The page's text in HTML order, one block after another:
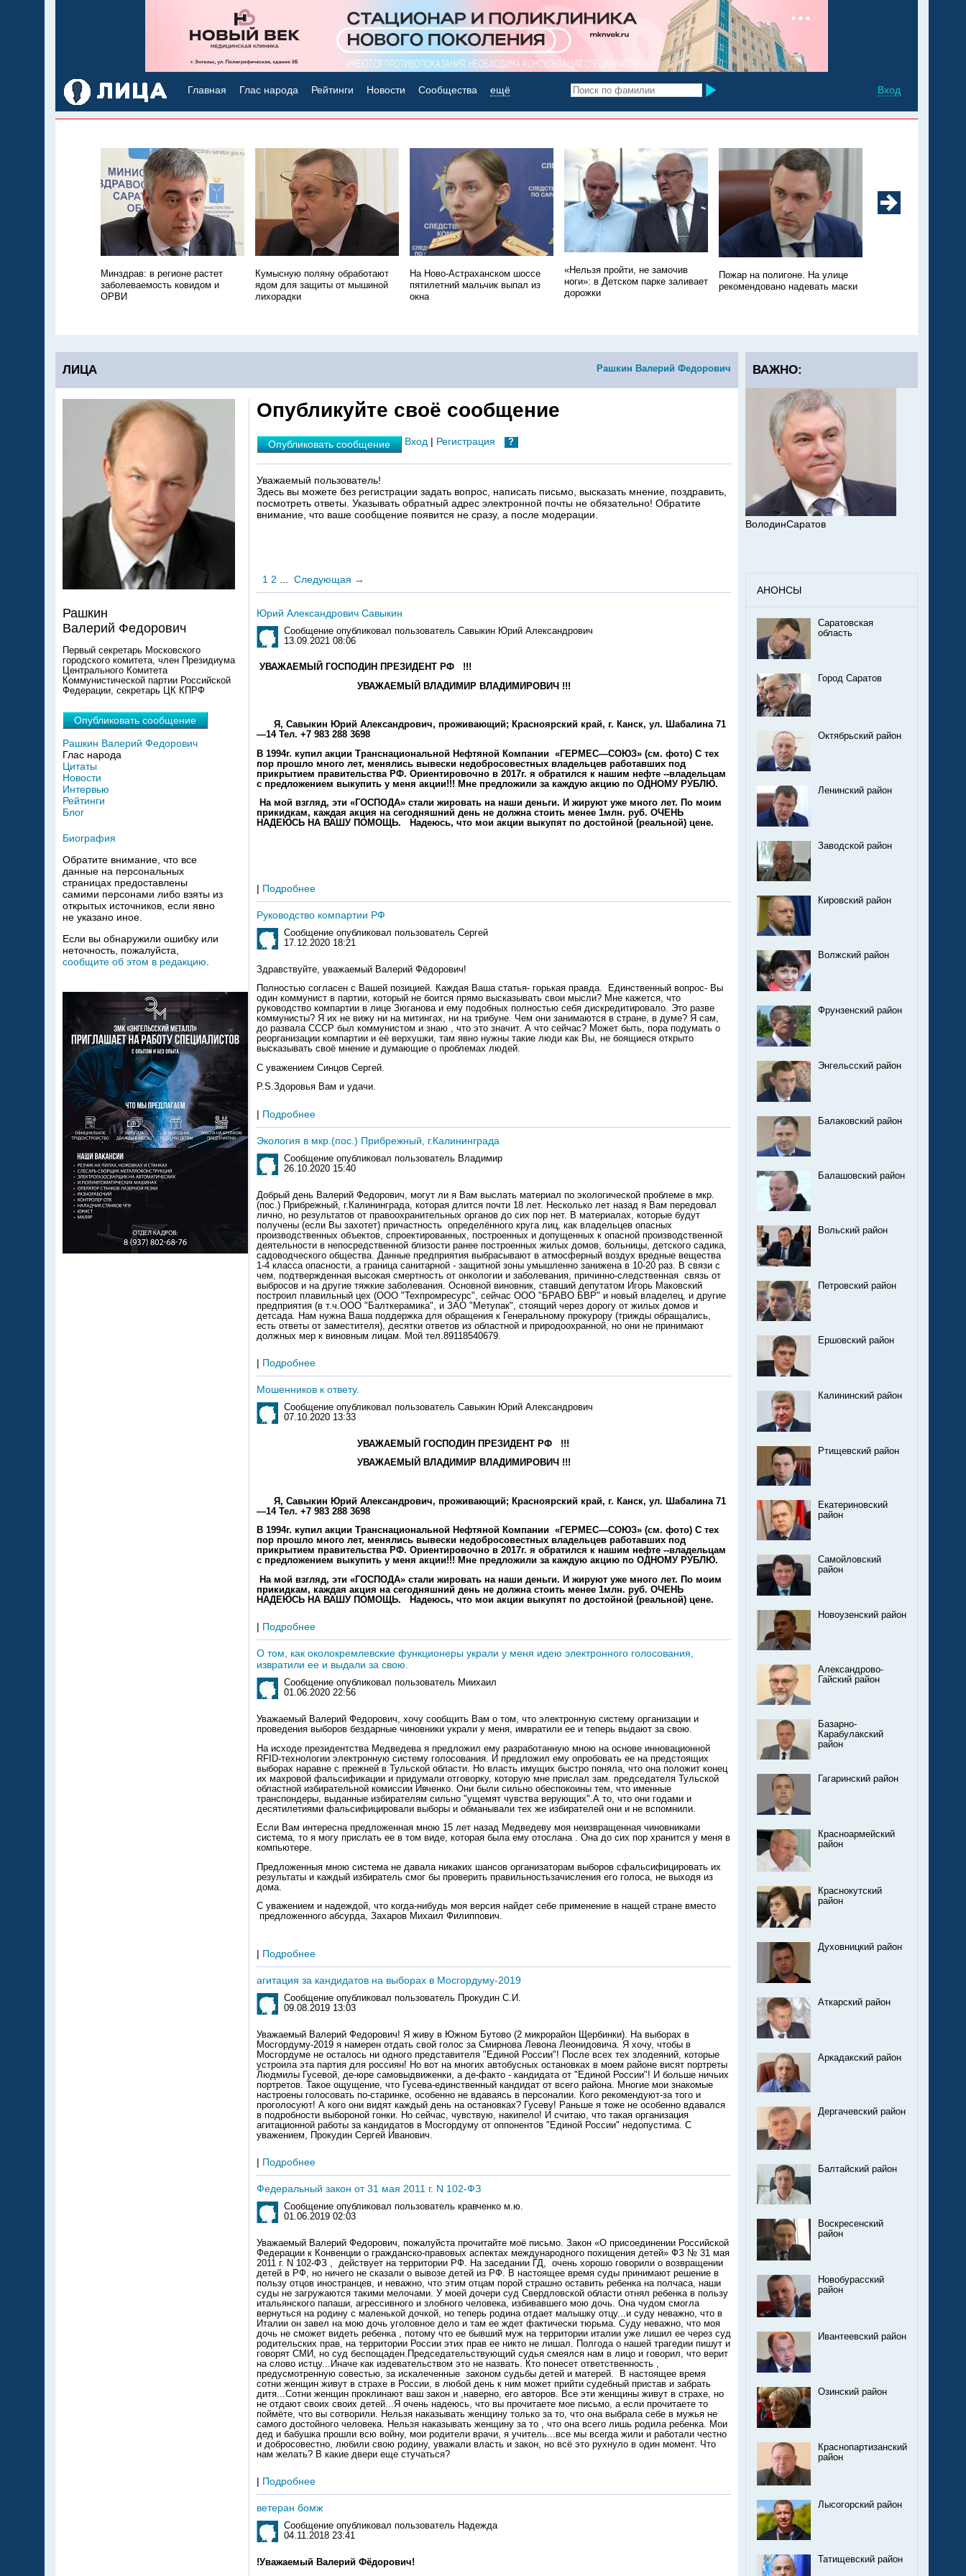
Вход
Главная Глас народа Рейтинги Новости Сообщества ещё
Минздрав: в регионе растет
заболеваемость ковидом и
ОРВИ
Кумысную поляну обработают
ядом для защиты от мышиной
лихорадки
На Ново-Астраханском шоссе
пятилетний мальчик выпал из
окна
«Нельзя пройти, не замочив
ноги»: в Детском парке заливает
дорожки
Пожар на полигоне. На улице
рекомендовано надевать маски
Рашкин Валерий Федорович
ЛИЦА
Опубликуйте своё сообщение
Опубликовать сообщение Вход | Регистрация ?
Уважаемый пользователь!
Здесь вы можете без регистрации задать вопрос, написать письмо, высказать мнение, поздравить,
посмотреть ответы. Указывать обратный адрес электронной почты не обязательно! Обратите
внимание, что ваше сообщение появится не сразу, а после модерации.
1 2 Следующая →
Юрий Александрович Савыкин
Сообщение опубликовал пользователь Савыкин Юрий Александрович
13.09.2021 08:06
УВАЖАЕМЫЙ ГОСПОДИН ПРЕЗИДЕНТ РФ !!!
УВАЖАЕМЫЙ ВЛАДИМИР ВЛАДИМИРОВИЧ !!!
Я, Савыкин Юрий Александрович, проживающий; Красноярский край, г. Канск, ул. Шабалина 71
—14 Тел. +7 983 288 3698
В 1994г. купил акции Транснациональной Нефтяной Компании «ГЕРМЕС—СОЮЗ» (см. фото) С тех
пор прошло много лет, менялись вывески недобросовестных владельцев работавших под
прикрытием правительства РФ. Ориентировочно в 2017г. я обратился к нашим нефте --владельцам
с предложением выкупить у меня акции!!! Мне предложили за каждую акцию по ОДНОМУ РУБЛЮ.
На мой взгляд, эти «ГОСПОДА» стали жировать на наши деньги. И жируют уже много лет. По моим
прикидкам, каждая акция на сегодняшний день не должна стоить менее 1млн. руб. ОЧЕНЬ
НАДЕЮСЬ НА ВАШУ ПОМОЩЬ. Надеюсь, что мои акции выкупят по достойной (реальной) цене.
| Подробнее
Руководство компартии РФ
Сообщение опубликовал пользователь Сергей
17.12.2020 18:21
Здравствуйте, уважаемый Валерий Фёдорович!
Полностью согласен с Вашей позицией. Каждая Ваша статья- горькая правда. Единственный вопрос- Вы
один коммунист в партии, который не боится прямо высказывать свои мысли? Мне кажется, что
руководство компартии в лице Зюганова и ему подобных полностью себя дискредитировало. Это разве
коммунисты? Я их не вижу ни на митингах, ни на трибуне. Чем они занимаются в стране, в думе? Я сам,
до развала СССР был коммунистом и знаю , что это значит. А что сейчас? Может быть, пора подумать о
реорганизации компартии и её верхушки, там явно нужны такие люди как Вы, не боящиеся открыто
высказывать своё мнение и думающие о проблемах людей.
С уважением Синцов Сергей.
P.S.Здоровья Вам и удачи.
| Подробнее
Экология в мкр.(пос.) Прибрежный, г.Калининграда
Сообщение опубликовал пользователь Владимир
26.10.2020 15:40
Добрый день Валерий Федорович, могут ли я Вам выслать материал по экологической проблеме в мкр.
(пос.) Прибрежный, г.Калининграда, которая длится почти 18 лет. Несколько лет назад я Вам передовал
лично, но результатов от правоохранительных органов до сих пор нет. В материалах, которые будут
получены (если Вы захотет) причастность определённого круга лиц, как владельцев опасных
производственных объектов, спроектированных, построенных и допущенных к опасной производственной
деятельности в непосредственной близости ранее построенных жилых домов, больницы, детского садика,
садоводческого общества. Данные предприятия выбрасывают в атмосферный воздух вредные вещества
1-4 класса опасности, а граница санитарной - защитной зоны умышленно занижена в 10-20 раз. В связи с
чем, подтвержденная высокая смертность от онкологии и заболевания, причинно-следственная связь от
выбросов и на другие тяжкие заболевания. Основной виновник, ставший депутатом Игорь Маковский
построил плавильный цех (ООО "Техпромресурс", сейчас ООО "БРАВО БВР" и новый владелец, и другие
предприятия (в т.ч.ООО "Балткерамика", и ЗАО "Метупак", стоящий через дорогу от жилых домов и
детсада. Нам нужна Ваша поддержка для обращения к Генеральному прокурору (трижды обращались,
есть ответы от заместителя), десятки ответов из областной и природоохранной, но они не принимают
должных мер к виновным лицам. Мой тел.89118540679.
| Подробнее
Мошенников к ответу.
Сообщение опубликовал пользователь Савыкин Юрий Александрович
07.10.2020 13:33
УВАЖАЕМЫЙ ГОСПОДИН ПРЕЗИДЕНТ РФ !!!
УВАЖАЕМЫЙ ВЛАДИМИР ВЛАДИМИРОВИЧ !!!
Я, Савыкин Юрий Александрович, проживающий; Красноярский край, г. Канск, ул. Шабалина 71
—14 Тел. +7 983 288 3698
В 1994г. купил акции Транснациональной Нефтяной Компании «ГЕРМЕС—СОЮЗ» (см. фото) С тех
пор прошло много лет, менялись вывески недобросовестных владельцев работавших под
прикрытием правительства РФ. Ориентировочно в 2017г. я обратился к нашим нефте --владельцам
с предложением выкупить у меня акции!!! Мне предложили за каждую акцию по ОДНОМУ РУБЛЮ.
На мой взгляд, эти «ГОСПОДА» стали жировать на наши деньги. И жируют уже много лет. По моим
прикидкам, каждая акция на сегодняшний день не должна стоить менее 1млн. руб. ОЧЕНЬ
НАДЕЮСЬ НА ВАШУ ПОМОЩЬ. Надеюсь, что мои акции выкупят по достойной (реальной) цене.
| Подробнее
О том, как околокремлевские функционеры украли у меня идею электронного голосования,
извратили ее и выдали за свою.
Сообщение опубликовал пользователь Миихаил
01.06.2020 22:56
Уважаемый Валерий Федорович, хочу сообщить Вам о том, что электронную систему организации и
проведения выборов бездарные чиновники украли у меня, имвратили ее и теперь выдают за свою.
На исходе президентства Медведева я предложил ему разработанную мною на основе инновационной
RFID-технологии электронную систему голосования. И предложил ему опробовать ее на предстоящих
выборах наравне с прежней в Тульской области. Но власть имущих быстро поняла, что она положит конец
их махровой фальсификации и придумали отговорку, которую мне прислал зам. председателя Тульской
областной избирательной комиссии Ивченко. Они были сильно обеспокоины тем, что именные
транспондеры, выданные избирателям сильно "ущемят чувства верующих".А то, что они годами и
десятилетиями фальсифицировали выборы и обманывали тех же избирателей они и не вспомнили.
Если Вам интересна предложенная мною 15 лет назад Медведеву моя неизвращенная чиновниками
система, то я могу прислать ее в том виде, которая была ему отослана . Она до сих пор хранится у меня в
компьютере.
Предложенныя мною система не давала никаких шансов организаторам выборов сфальсифицировать их
результаты и каждый избиратель смог бы проверить правильностьзачисления его голоса, не выходя из
дома.
С уважением и надеждой, что когда-нибудь моя версия найдет себе применение в нащей стране вместо
предложенного абсурда, Захаров Михаил Филиппович.
| Подробнее
агитация за кандидатов на выборах в Мосгордуму-2019
Сообщение опубликовал пользователь
Прокудин С.И.
09.08.2019 13:03
Уважаемый Валерий Федорович! Я живу в Южном Бутово (2 микрорайон Щербинки). На выборах в
Мосгордуму-2019 я намерен отдать свой голос за Смирнова Левона Леонидовича. Я хочу, чтобы в
Мосгордуме не осталось ни одного представителя "Единой России"! После всех тех злодеяний, которые
устроила эта партия для россиян! Но вот на многих автобусных остановках в моем районе висят портреты
Людмилы Гусевой, де-юре самовыдвиженки, а де-факто - кандидата от "Единой России"! И больше ничьих
портретов. Такое ощущение, что Гусева-единственный кандидат от всего района. Многие мои знакомые
настроены голосовать по-старинке, особенно не вдаваясь в персоналии. Кого рекомендуют-за того и
проголосуют! А кого они видят каждый день на остановках? Гусеву! Раньше я тоже не особенно вдавался
в подробности выбороной гонки. Но сейчас, чувствую, накипело! И считаю, что такая организация
агитационной работы за кандидатов в Мосгордуму от оппонентов "Единой России" недопустима. С
уважением, Прокудин Сергей Иванович.
| Подробнее
Федеральный закон от 31 мая 2011 г. N 102-ФЗ
Сообщение опубликовал пользователь кравченко м.ю.
01.06.2019 02:03
Уважаемый Валерий Федорович, пожалуйста прочитайте моё письмо. Закон «О присоединении Российской
Федерации к Конвенции о гражданско-правовых аспектах международного похищения детей» ФЗ № 31 мая
2011 г. N 102-ФЗ , действует на территории РФ. На заседании ГД, очень хорошо говорили о возвращении
детей в РФ, но ничего не сказали о вывозе детей из РФ. В настоящее время суды принимают решение в
пользу отцов иностранцев, и неважно, что этим отцам порой страшно оставить ребенка на полчаса, наши
суды не загружаются такими мелочами. У моей дочери суд Свердловской области отнял ребенка в пользу
итальянского папаши, агрессивного и злобного человека, избивавшего мою дочь. Она чудом смогла
вернуться на родину с маленькой дочкой, но теперь родина отдает малышку отцу...и суду неважно, что в
Италии он завел на мою дочь уголовное дело и там ее ждет фактически тюрьма. Суду неважно, что моя
дочь не сможет видеть ребенка , потому что ее бывший муж на территории италии уже лишил ее через суд
родительских прав, на территории России этих прав ее никто не лишал. Полгода о нашей трагедии пишут и
говорят СМИ, но суд беспощаден.Председательствующий судья смеялся нам в лицо и говорил, что верит
на слово истцу...Иначе как издевательством это не назвать. Кто понесет ответственность ,
предусмотренную совестью, за искалеченные законом судьбы детей и матерей. В настоящее время
сотни женщин живут в страхе в России, в любой день к ним может прийти судебный пристав и забрать
дитя...Сотни женщин проклинают ваш закон и ,наверно, его авторов. Все эти женщины живут в страхе, но
не отдают своих своих детей...Я очень надеюсь, что вы прочитаете мое письмо, а если прочитаете то
поймёте, что вы сотворили. Нельзя наказывать женщину только за то, что она выбрала себе в мужья не
самого достойного человека. Нельзя наказывать женщину за то , что она всего лишь родила ребенка. Мои
дед и бабушка прошли всю войну, мои родители врачи, я учитель...все мы всегда жили и работали честно
и добросовестно, любили свою родину, уважали власть и закон, но всё это рухнуло в один момент. Что
нам желать? В какие двери еще стучаться?
| Подробнее
ветеран бомж
Сообщение опубликовал пользователь Надежда
04.11.2018 23:41
!Уважаемый Валерий Фёдорович!
Рашкин
Валерий Федорович
Первый секретарь Московского
городского комитета, член Президиума
Центрального Комитета
Коммунистической партии Российской
Федерации, секретарь ЦК КПРФ
Опубликовать сообщение
Рашкин Валерий Федорович
Глас народа
Цитаты
Новости
Интервью
Рейтинги
Блог
Биография
Обратите внимание, что все
данные на персональных
страницах предоставлены
самими персонами либо взяты из
открытых источников, если явно
не указано иное.
Если вы обнаружили ошибку или
неточность, пожалуйста,
сообщите об этом в редакцию
ВАЖНО:
ВолодинСаратов
АНОНСЫ
Саратовская
область
Город Саратов
Октябрьский район
Ленинский район
Заводской район
Кировский район
Волжский район
Фрунзенский район
Энгельсский район
Балаковский район
Балашовский район
Вольский район
Петровский район
Ершовский район
Калининский район
Ртищевский район
Екатериновский
район
Самойловский
район
Новоузенский район
Александрово-
Гайский район
Базарно-
Карабулакский
район
Гагаринский район
Красноармейский
район
Краснокутский
район
Духовницкий район
Аткарский район
Аркадакский район
Дергачевский район
Балтайский район
Воскресенский
район
Новобурасский
район
Ивантеевский район
Озинский район
Краснопартизанский
район
Лысогорский район
Татищевский район